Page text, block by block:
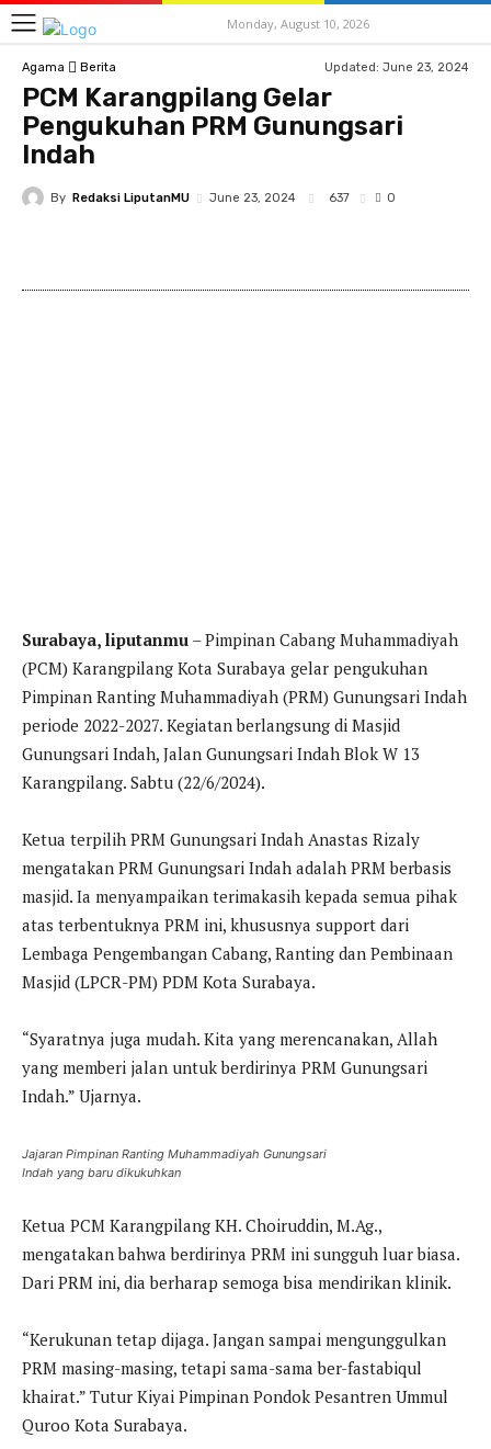
Monday, August 10, 2026
Agama Berita Updated: June 23, 2024
PCM Karangpilang Gelar
Pengukuhan PRM Gunungsari
Indah
By Redaksi LiputanMU June 23, 2024 637 0
Surabaya, liputanmu – Pimpinan Cabang Muhammadiyah
(PCM) Karangpilang Kota Surabaya gelar pengukuhan
Pimpinan Ranting Muhammadiyah (PRM) Gunungsari Indah
periode 2022-2027. Kegiatan berlangsung di Masjid
Gunungsari Indah, Jalan Gunungsari Indah Blok W 13
Karangpilang. Sabtu (22/6/2024).
Ketua terpilih PRM Gunungsari Indah Anastas Rizaly
mengatakan PRM Gunungsari Indah adalah PRM berbasis
masjid. Ia menyampaikan terimakasih kepada semua pihak
atas terbentuknya PRM ini, khususnya support dari
Lembaga Pengembangan Cabang, Ranting dan Pembinaan
Masjid (LPCR-PM) PDM Kota Surabaya.
“Syaratnya juga mudah. Kita yang merencanakan, Allah
yang memberi jalan untuk berdirinya PRM Gunungsari
Indah.” Ujarnya.
Jajaran Pimpinan Ranting Muhammadiyah Gunungsari
Indah yang baru dikukuhkan
Ketua PCM Karangpilang KH. Choiruddin, M.Ag.,
mengatakan bahwa berdirinya PRM ini sungguh luar biasa.
Dari PRM ini, dia berharap semoga bisa mendirikan klinik.
“Kerukunan tetap dijaga. Jangan sampai mengunggulkan
PRM masing-masing, tetapi sama-sama ber-fastabiqul
khairat.” Tutur Kiyai Pimpinan Pondok Pesantren Ummul
Quroo Kota Surabaya.